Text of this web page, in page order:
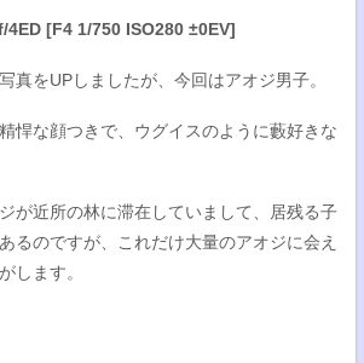
[F4 1/750 ISO280 ±0EV]
真をUPしましたが、今回はアオジ男子。
悍な顔つきで、ウグイスのように藪好きな
が近所の林に滞在していまして、居残る子
るのですが、これだけ大量のアオジに会え
します。